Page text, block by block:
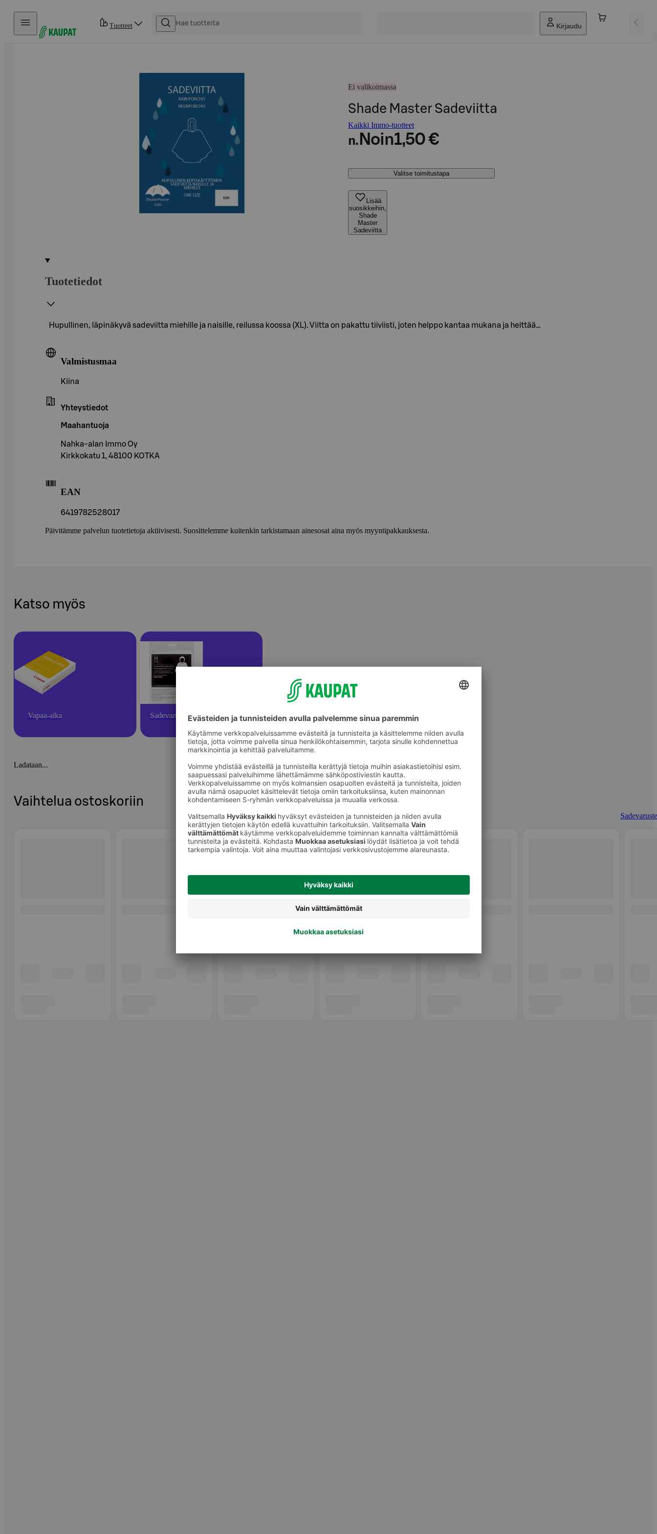
Hyppää sisältöön
Tuotteet Kirjaudu
Ei valikoimassa
Shade Master Sadeviitta
Kaikki Immo-tuotteet
n. Noin1,50 €
Valitse toimitustapa
Lisää
suosikkeihin,
Shade
Master
Sadeviitta
Tuotetiedot
Hupullinen, läpinäkyvä sadeviitta miehille ja naisille, reilussa koossa (XL). Viitta on pakattu tiiviisti, joten helppo kantaa mukana ja heittää…
Valmistusmaa
Kiina
Yhteystiedot
Maahantuoja
Nahka-alan Immo Oy
Kirkkokatu 1, 48100 KOTKA
EAN
6419782528017
Päivitämme palvelun tuotetietoja aktiivisesti. Suosittelemme kuitenkin tarkistamaan ainesosat aina myös myyntipakkauksesta.
Katso myös
Vapaa-aika Sadevarusteet
Ladataan...
Vaihtelua ostoskoriin